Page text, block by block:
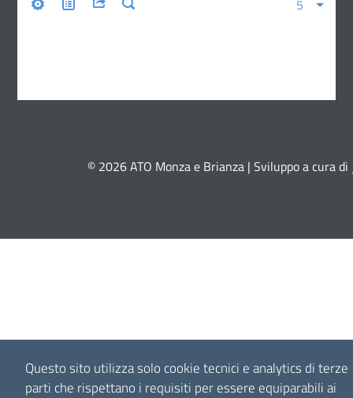
Questo sito utilizza solo cookie tecnici e analytics di terze
parti che rispettano i requisiti per essere equiparabili ai
© 2026 ATO Monza e Brianza | Sviluppo a cura di